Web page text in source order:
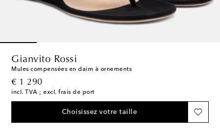
Gianvito Rossi
Mules compensées en daim à ornements
€ 1 290
original price
incl. TVA ; excl. frais de port
Choisissez votre taille